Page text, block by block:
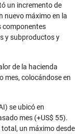
un incremento de
nuevo máximo en la
componentes
y subproductos y
de la hacienda
mes, colocándose en
se ubicó en
mes (+US$ 55).
total, un máximo desde